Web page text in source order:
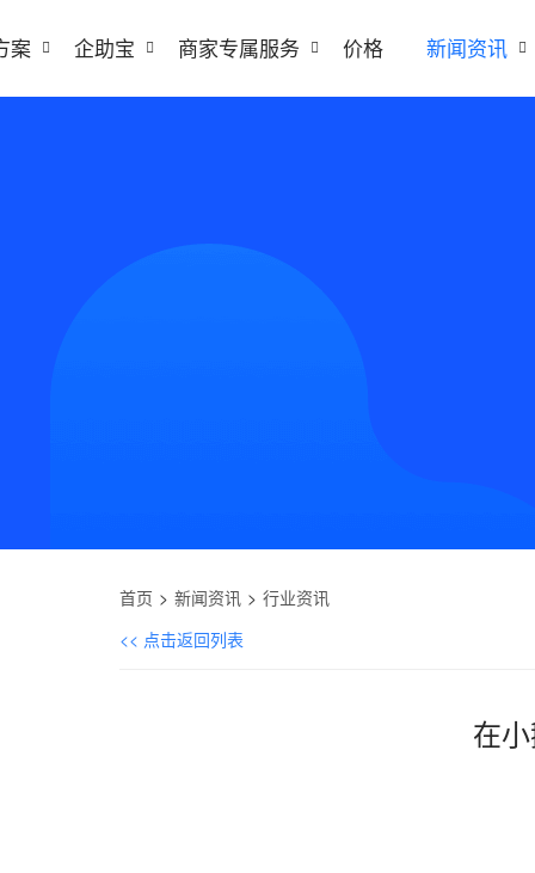
案 企助宝 商家专属服务 价格 新闻资讯
首页 新闻资讯
行业资讯
<< 点击返回列表
在